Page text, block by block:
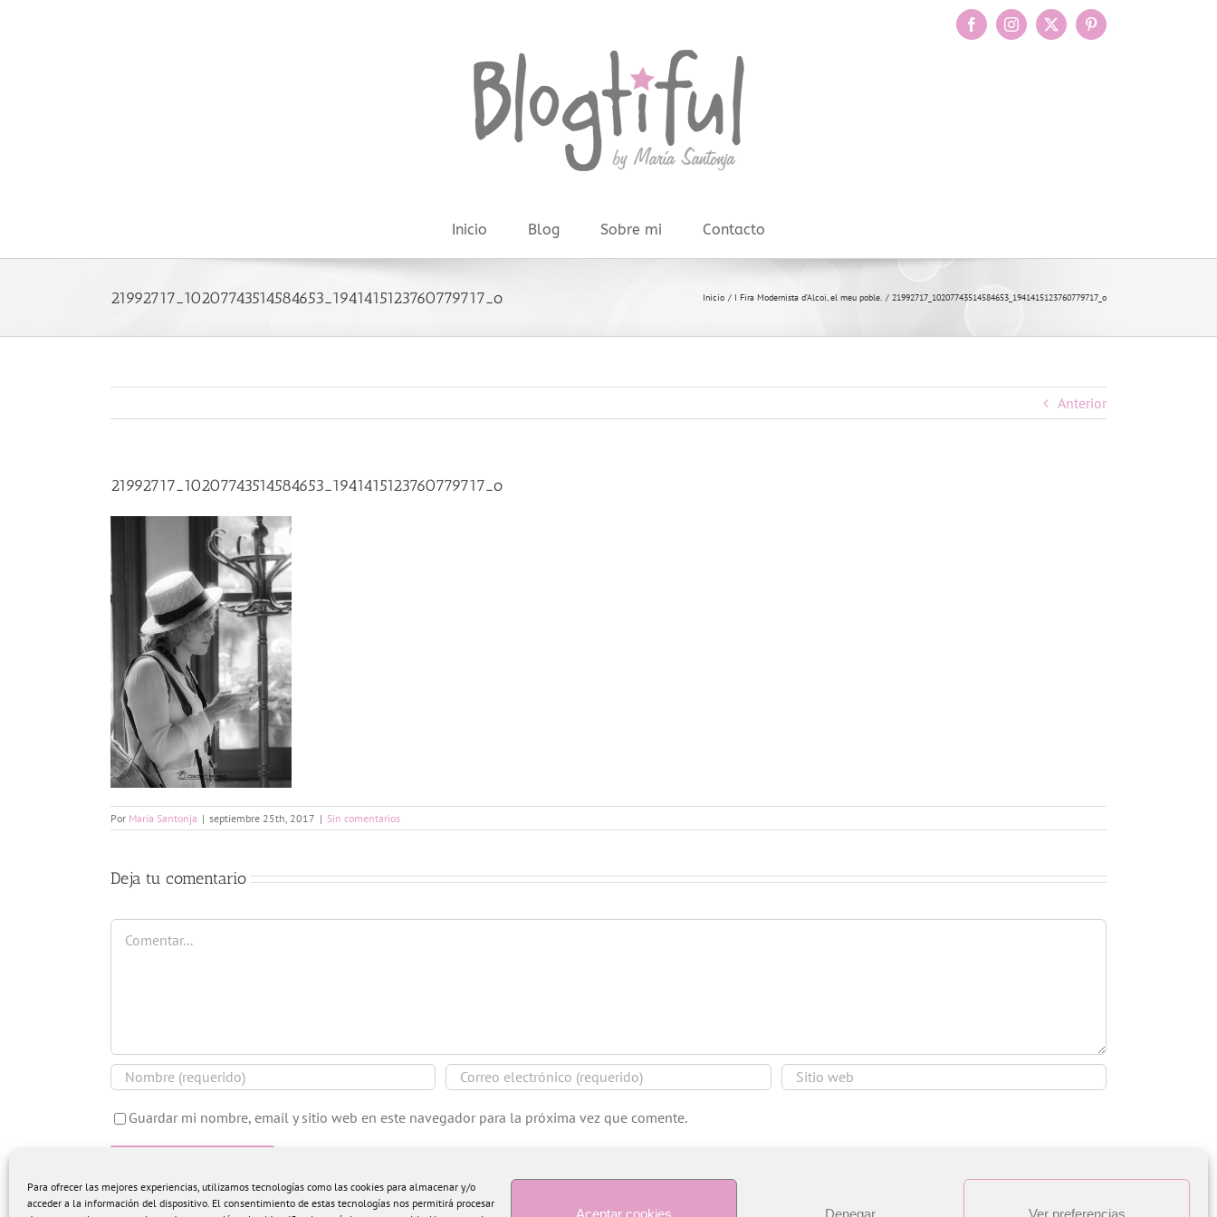
Para ofrecer las mejores experiencias, utilizamos tecnologías como las cookies para almacenar y/o
acceder a la información del dispositivo. El consentimiento de estas tecnologías nos permitirá procesar
Aceptar cookies Denegar Ver preferencias
FacebookInstagram
X Pinterest
Inicio Blog Sobre mi Contacto
21992717_10207743514584653_1941415123760779717_o Inicio I Fira Modernista d’Alcoi, el meu poble. 21992717_10207743514584653_1941415123760779717_o
Anterior
21992717_10207743514584653_1941415123760779717_o
Por Maria Santonja | septiembre 25th, 2017 | Sin comentarios
Deja tu comentario
Comentar
Guardar mi nombre, email y sitio web en este navegador para la próxima vez que comente.